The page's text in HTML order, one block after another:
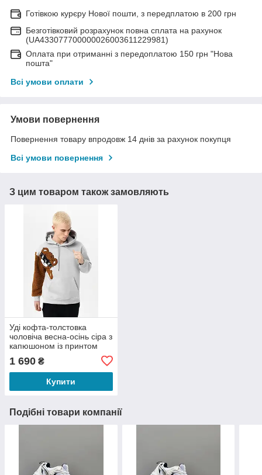
Готівкою курєру Нової пошти, з передплатою в 200 грн
Безготівковий розрахунок повна сплата на рахунок
(UA433077700000026003611229981)
Оплата при отриманні з передоплатою 150 грн "Нова
пошта"
Всі умови оплати
Умови повернення
Повернення товару впродовж 14 днів за рахунок покупця
Всі умови повернення
З цим товаром також замовляють
Уді кофта-толстовка
чоловіча весна-осінь сіра з
капюшоном із принтом
1 690 ₴
Купити
Подібні товари компанії